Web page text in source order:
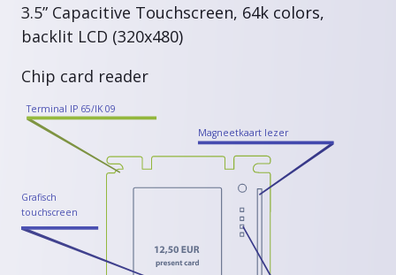
3.5” Capacitive Touchscreen, 64k colors,
backlit LCD (320x480)
Chip card reader
Terminal IP 65/IK 09
Magneetkaart lezer
Grafisch
touchscreen